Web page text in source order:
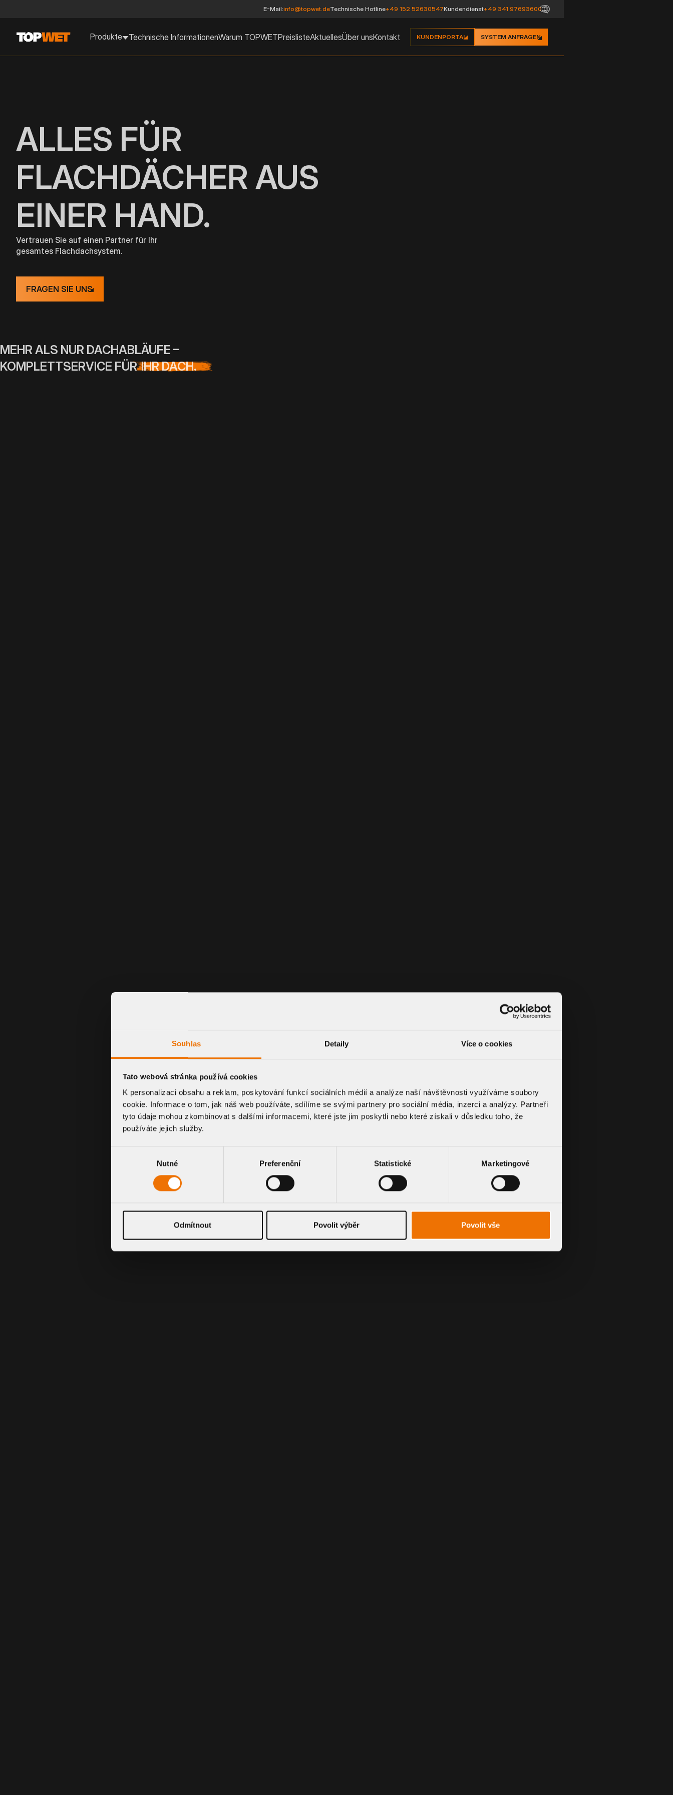
Souhlas Detaily Více o cookies
Tato webová stránka používá cookies
K personalizaci obsahu a reklam, poskytování funkcí sociálních médií a analýze naší návštěvnosti využíváme soubory
cookie. Informace o tom, jak náš web používáte, sdílíme se svými partnery pro sociální média, inzerci a analýzy. Partneři
tyto údaje mohou zkombinovat s dalšími informacemi, které jste jim poskytli nebo které získali v důsledku toho, že
používáte jejich služby.
Nutné Preferenční Statistické Marketingové
Odmítnout Povolit výběr Povolit vše
E-Mail:info@topwet.deTechnische Hotline+49 152 52630547Kundendienst+49 341 97693600
Produkte Technische InformationenWarum TOPWETPreislisteAktuellesÜber unsKontakt KUNDENPORTAL SYSTEM ANFRAGEN
ALLES FÜR
FLACHDÄCHER AUS
EINER HAND.
Vertrauen Sie auf einen Partner für Ihr
gesamtes Flachdachsystem.
FRAGEN SIE UNS
MEHR ALS NUR DACHABLÄUFE –
KOMPLETTSERVICE FÜR IHR DACH.